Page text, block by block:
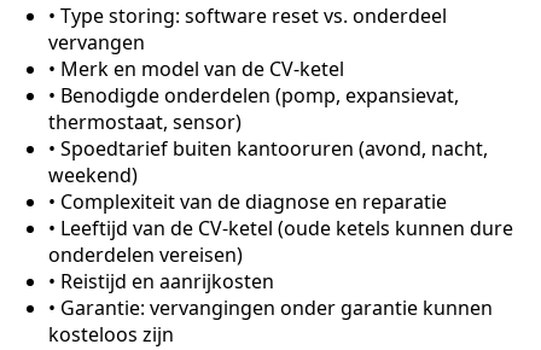
• Type storing: software reset vs. onderdeel
vervangen
• Merk en model van de CV-ketel
• Benodigde onderdelen (pomp, expansievat,
thermostaat, sensor)
• Spoedtarief buiten kantooruren (avond, nacht,
weekend)
• Complexiteit van de diagnose en reparatie
• Leeftijd van de CV-ketel (oude ketels kunnen dure
onderdelen vereisen)
• Reistijd en aanrijkosten
• Garantie: vervangingen onder garantie kunnen
kosteloos zijn